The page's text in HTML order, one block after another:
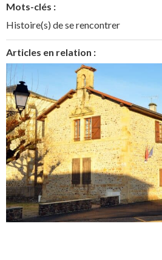
Mots-clés :
Histoire(s) de se rencontrer
Articles en relation :